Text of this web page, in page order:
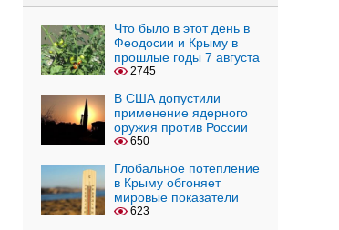
Что было в этот день в
Феодосии и Крыму в
прошлые годы 7 августа
2745
В США допустили
применение ядерного
оружия против России
650
Глобальное потепление
в Крыму обгоняет
мировые показатели
623